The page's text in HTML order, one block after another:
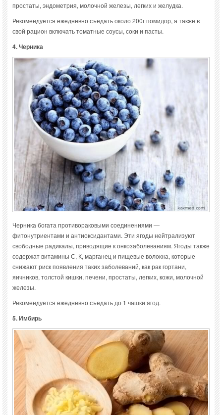
простаты, эндометрия, молочной железы, легких и желудка.
Рекомендуется ежедневно съедать около 200г помидор, а также в
свой рацион включать томатные соусы, соки и пасты.
4. Черника
Черника богата противораковыми соединениями —
фитонутриентами и антиоксидантами. Эти ягоды нейтрализуют
свободные радикалы, приводящие к онкозаболеваниям. Ягоды также
содержат витамины С, К, марганец и пищевые волокна, которые
снижают риск появления таких заболеваний, как рак гортани,
яичников, толстой кишки, печени, простаты, легких, кожи, молочной
железы.
Рекомендуется ежедневно съедать до 1 чашки ягод.
5. Имбирь